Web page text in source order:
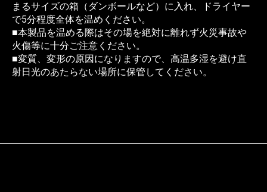
まるサイズの箱（ダンボールなど）に入れ、ドライヤー
で5分程度全体を温めください。
■本製品を温める際はその場を絶対に離れず火災事故や
火傷等に十分ご注意ください。
■変質、変形の原因になりますので、高温多湿を避け直
射日光のあたらない場所に保管してください。